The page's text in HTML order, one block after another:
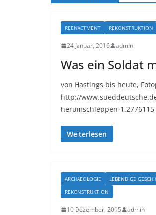
REENACTMENT REKONSTRUKTION
24 Januar, 2016 admin
Was ein Soldat
von Hastings bis heute,
http://
herumschleppen-
Weiterlesen
ARCHAEOLOGIE LEBENDIGE
REKONSTRUKTION
10 Dezember, 2015 admin